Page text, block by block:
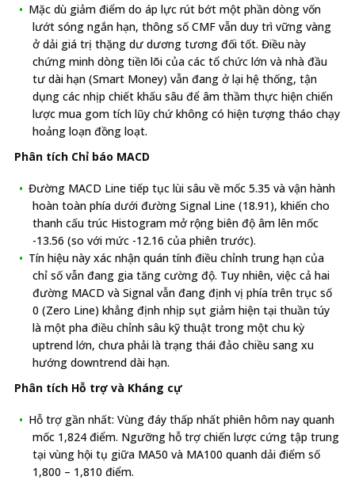
Mặc dù giảm điểm do áp lực rút bớt một phần dòng vốn
lướt sóng ngắn hạn, thông số CMF vẫn duy trì vững vàng
ở dải giá trị thặng dư dương tương đối tốt. Điều này
chứng minh dòng tiền lõi của các tổ chức lớn và nhà đầu
tư dài hạn (Smart Money) vẫn đang ở lại hệ thống, tận
dụng các nhịp chiết khấu sâu để âm thầm thực hiện chiến
lược mua gom tích lũy chứ không có hiện tượng tháo chạy
hoảng loạn đồng loạt.
Phân tích Chỉ báo MACD
Đường MACD Line tiếp tục lùi sâu về mốc 5.35 và vận hành
hoàn toàn phía dưới đường Signal Line (18.91), khiến cho
thanh cấu trúc Histogram mở rộng biên độ âm lên mốc
-13.56 (so với mức -12.16 của phiên trước).
Tín hiệu này xác nhận quán tính điều chỉnh trung hạn của
chỉ số vẫn đang gia tăng cường độ. Tuy nhiên, việc cả hai
đường MACD và Signal vẫn đang định vị phía trên trục số
0 (Zero Line) khẳng định nhịp sụt giảm hiện tại thuần túy
là một pha điều chỉnh sâu kỹ thuật trong một chu kỳ
uptrend lớn, chưa phải là trạng thái đảo chiều sang xu
hướng downtrend dài hạn.
Phân tích Hỗ trợ và Kháng cự
Hỗ trợ gần nhất: Vùng đáy thấp nhất phiên hôm nay quanh
mốc 1,824 điểm. Ngưỡng hỗ trợ chiến lược cứng tập trung
tại vùng hội tụ giữa MA50 và MA100 quanh dải điểm số
1,800 – 1,810 điểm.